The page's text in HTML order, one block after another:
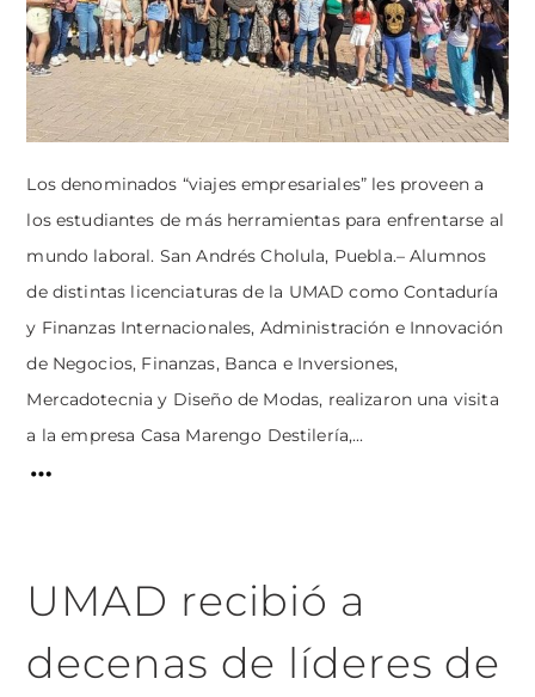
Los denominados “viajes empresariales” les proveen a
los estudiantes de más herramientas para enfrentarse al
mundo laboral. San Andrés Cholula, Puebla.– Alumnos
de distintas licenciaturas de la UMAD como Contaduría
y Finanzas Internacionales, Administración e Innovación
de Negocios, Finanzas, Banca e Inversiones,
Mercadotecnia y Diseño de Modas, realizaron una visita
a la empresa Casa Marengo Destilería,...
UMAD recibió a
decenas de líderes de